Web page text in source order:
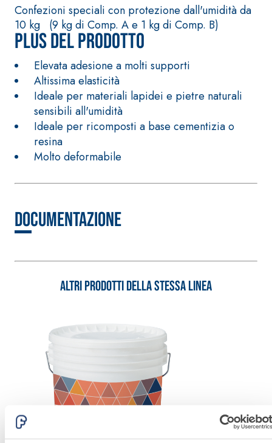
Confezioni speciali con protezione dall'umidità da
10 kg (9 kg di Comp. A e 1 kg di Comp. B)
Plus del prodotto
Elevata adesione a molti supporti
Altissima elasticità
Ideale per materiali lapidei e pietre naturali
sensibili all'umidità
Ideale per ricomposti a base cementizia o
resina
Molto deformabile
Documentazione
Altri prodotti della stessa linea
protezione di
strutture in
calcestruzzo
ambienti
interni.
Sistema
ISOLAMENTO
TERMICO
FASSATHERM
®
COLLANTI E RASANTI
A 96 RESPHIRA
Collante-rasante
alleggerito, fibrato,
con calce idraulica
naturale NHL 3,5 e
alleggeriti